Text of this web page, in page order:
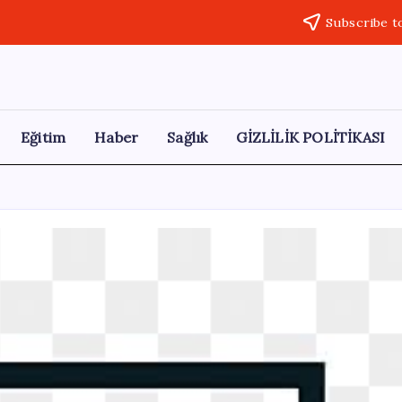
Subscribe
Eğitim Haber Sağlık GİZLİLİK POLİTİKASI